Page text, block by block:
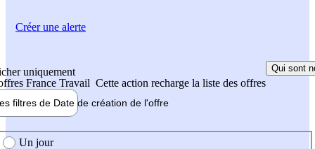
uniquement
France Travail Cette action recharge la liste des offres
Qui sont
filtres de Date de création de l'offre
création de l'offre
Un jour
Créer une alerte